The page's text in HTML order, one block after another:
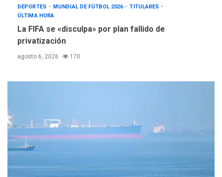
DEPORTES MUNDIAL DE FÚTBOL 2026
TITULARES
ÚLTIMA HORA
La FIFA se «disculpa» por plan fallido de
privatización
agosto 6, 2026 170